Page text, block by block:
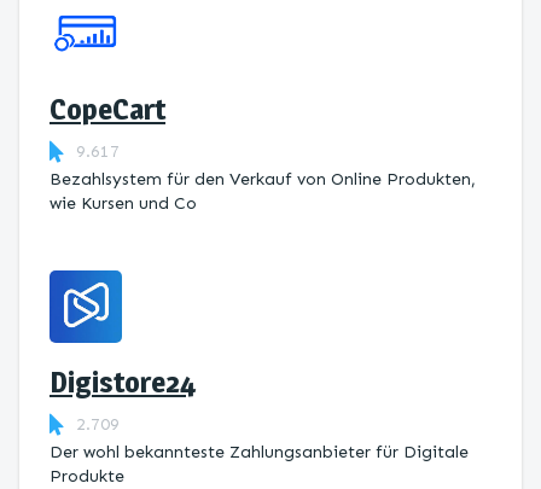
CopeCart
9.617
Bezahlsystem für den Verkauf von Online Produkten,
wie Kursen und Co
Digistore24
2.709
Der wohl bekannteste Zahlungsanbieter für Digitale
Produkte